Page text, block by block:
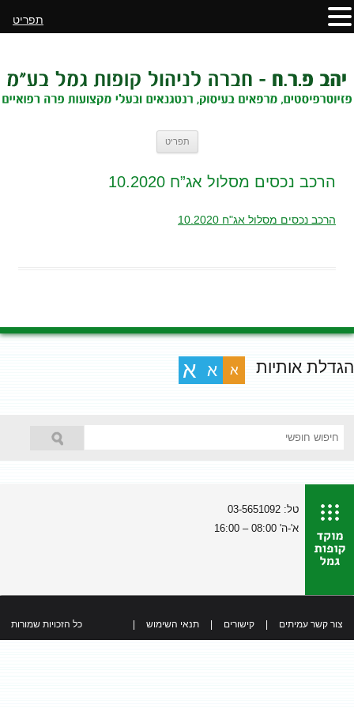
תפריט
הרכב נכסים מסלול אג”ח 10.2020
הרכב נכסים מסלול אג"ח 10.2020
הגדלת אותיות א א א
טל: 03-5651092
א'-ה' 08:00 – 16:00
צור קשר עמיתים קישורים תנאי השימוש כל הזכויות שמורות
תפריט